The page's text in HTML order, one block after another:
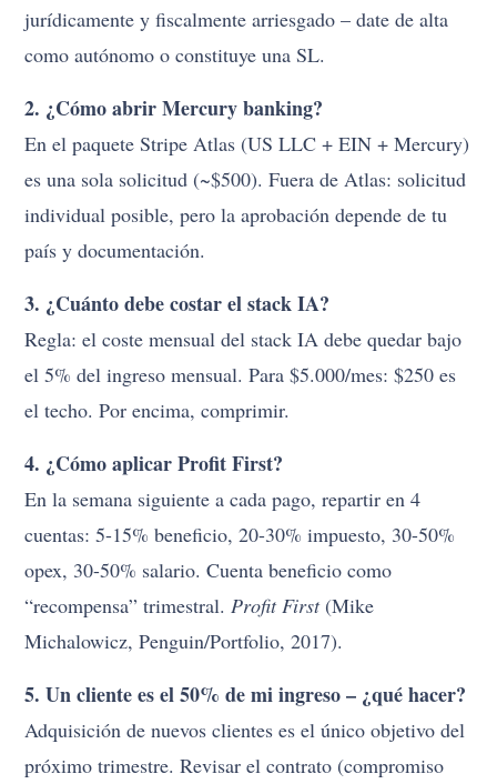
jurídicamente y fiscalmente arriesgado – date de alta
como autónomo o constituye una SL.
2. ¿Cómo abrir Mercury banking?
En el paquete Stripe Atlas (US LLC + EIN + Mercury)
es una sola solicitud (~$500). Fuera de Atlas: solicitud
individual posible, pero la aprobación depende de tu
país y documentación.
3. ¿Cuánto debe costar el stack IA?
Regla: el coste mensual del stack IA debe quedar bajo
el 5% del ingreso mensual. Para $5.000/mes: $250 es
el techo. Por encima, comprimir.
4. ¿Cómo aplicar Profit First?
En la semana siguiente a cada pago, repartir en 4
cuentas: 5-15% beneficio, 20-30% impuesto, 30-50%
opex, 30-50% salario. Cuenta beneficio como
“recompensa” trimestral. Profit First(Mike
Michalowicz, Penguin/Portfolio, 2017).
5. Un cliente es el 50% de mi ingreso – ¿qué hacer?
Adquisición de nuevos clientes es el único objetivo del
próximo trimestre. Revisar el contrato (compromiso